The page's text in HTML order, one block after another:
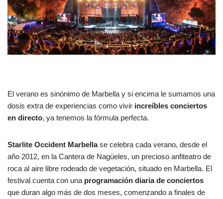
El verano es sinónimo de Marbella y si encima le sumamos una
dosis extra de experiencias como vivir increíbles conciertos
en directo, ya tenemos la fórmula perfecta.
Starlite Occident Marbellase celebra cada verano, desde el
año 2012, en la Cantera de Nagüeles, un precioso anfiteatro de
roca al aire libre rodeado de vegetación, situado en Marbella. El
festival cuenta con una programación diaria de conciertos
que duran algo más de dos meses, comenzando a finales de